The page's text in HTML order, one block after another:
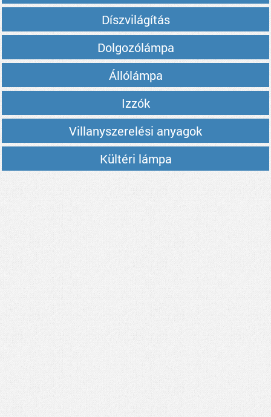
Díszvilágítás
Dolgozólámpa
Állólámpa
Izzók
Villanyszerelési anyagok
Kültéri lámpa